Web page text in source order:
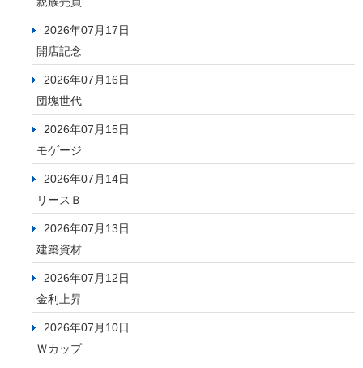
2026年07月17日
開店記念
2026年07月16日
団塊世代
2026年07月15日
モゲージ
2026年07月14日
リースＢ
2026年07月13日
建築資材
2026年07月12日
金利上昇
2026年07月10日
Ｗカップ